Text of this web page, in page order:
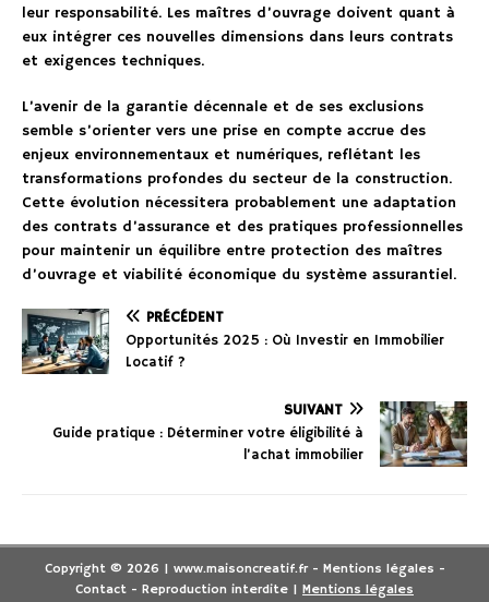
leur responsabilité. Les maîtres d’ouvrage doivent quant à
eux intégrer ces nouvelles dimensions dans leurs contrats
et exigences techniques.
L’avenir de la garantie décennale et de ses exclusions
semble s’orienter vers une prise en compte accrue des
enjeux environnementaux et numériques, reflétant les
transformations profondes du secteur de la construction.
Cette évolution nécessitera probablement une adaptation
des contrats d’assurance et des pratiques professionnelles
pour maintenir un équilibre entre protection des maîtres
d’ouvrage et viabilité économique du système assurantiel.
PRÉCÉDENT
Opportunités 2025 : Où Investir en Immobilier
Locatif ?
SUIVANT
Guide pratique : Déterminer votre éligibilité à
l’achat immobilier
Copyright © 2026 | www.maisoncreatif.fr - Mentions légales -
Contact - Reproduction interdite | Mentions légales